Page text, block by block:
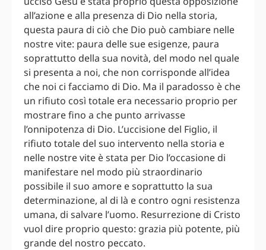
all’azione e alla presenza di Dio nella storia,
questa paura di ciò che Dio può cambiare nelle
nostre vite: paura delle sue esigenze, paura
soprattutto della sua novità, del modo nel quale
si presenta a noi, che non corrisponde all’idea
che noi ci facciamo di Dio. Ma il paradosso è che
un rifiuto così totale era necessario proprio per
mostrare fino a che punto arrivasse
l’onnipotenza di Dio. L’uccisione del Figlio, il
rifiuto totale del suo intervento nella storia e
nelle nostre vite è stata per Dio l’occasione di
manifestare nel modo più straordinario
possibile il suo amore e soprattutto la sua
determinazione, al di là e contro ogni resistenza
umana, di salvare l’uomo. Resurrezione di Cristo
vuol dire proprio questo: grazia più potente, più
grande del nostro peccato.